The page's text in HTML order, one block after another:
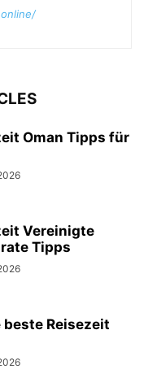
Oman Tipps für
Vereinigte
Tipps
Reisezeit